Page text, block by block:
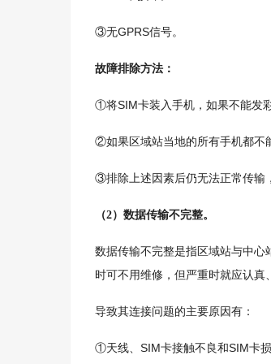
③无GPRS信号。
故障排除方法：
①将SIM卡装入手机，如果不能发
②如果区域站当地的所有手机都不
③排除上述因素后仍无法正常传输
（2）数据传输不完整。
数据传输不完整是指区域站与中
时可不用维修，但严重时就应认真
导致其连接问题的主要原因有：
①天线、 SIM卡接触不良和SIM卡损